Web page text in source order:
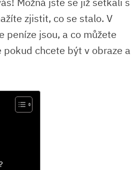
zjistit, co se stalo. V
peníze jsou, a co můžete
chcete být v obraze a